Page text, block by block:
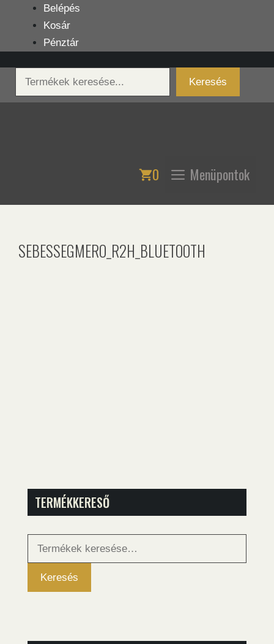
tartalomba
Belépés
Kosár
Pénztár
Keresés
Keresés
0 Menüpontok
SEBESSEGMERO_R2H_BLUETOOTH
TERMÉKKERESŐ
Keresés
Keresés